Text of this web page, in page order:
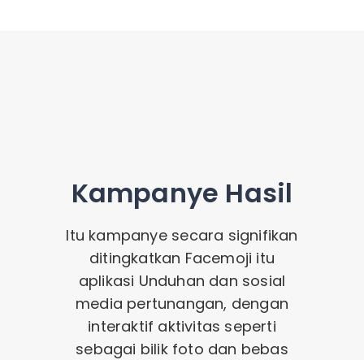
Kampanye Hasil
Itu kampanye secara signifikan
ditingkatkan Facemoji itu
aplikasi Unduhan dan sosial
media pertunangan, dengan
interaktif aktivitas seperti
sebagai bilik foto dan bebas